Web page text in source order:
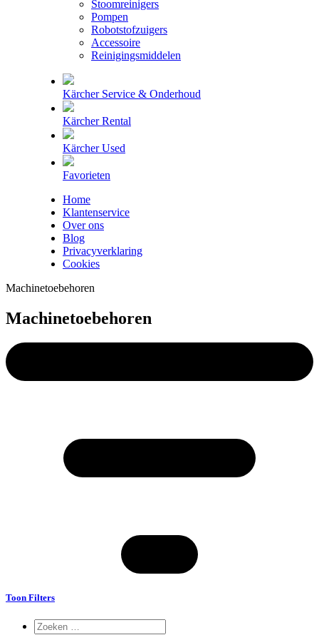
Stoomreinigers
Pompen
Robotstofzuigers
Accessoire
Reinigingsmiddelen
Kärcher Service & Onderhoud
Kärcher Rental
Kärcher Used
Favorieten
Home
Klantenservice
Over ons
Blog
Privacyverklaring
Cookies
Machinetoebehoren
Machinetoebehoren
Toon Filters